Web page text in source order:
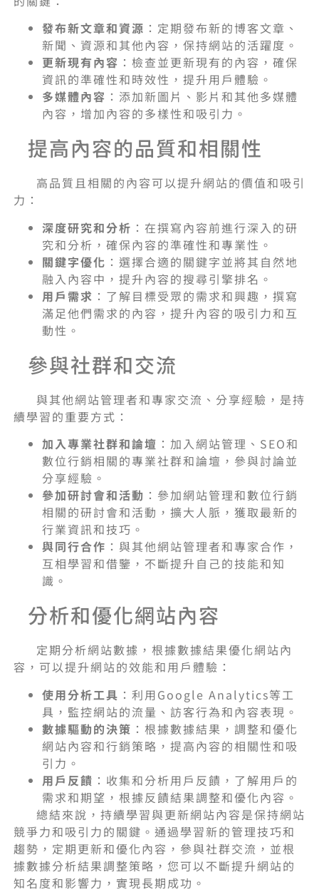
發布新文章和資源 ：定期發布新的博客文章、
新聞、資源和其他內容，保持網站的活躍度。
更新現有內容 ：檢查並更新現有的內容，確保
資訊的準確性和時效性，提升用戶體驗。
多媒體內容 ：添加新圖片、影片和其他多媒體
內容，增加內容的多樣性和吸引力。
提高內容的品質和相關性
高品質且相關的內容可以提升網站的價值和吸引
力：
深度研究和分析 ：在撰寫內容前進行深入的研
究和分析，確保內容的準確性和專業性。
關鍵字優化 ：選擇合適的關鍵字並將其自然地
融入內容中，提升內容的搜尋引擎排名。
用戶需求 ：了解目標受眾的需求和興趣，撰寫
滿足他們需求的內容，提升內容的吸引力和互
動性。
參與社群和交流
與其他網站管理者和專家交流、分享經驗，是持
續學習的重要方式：
加入專業社群和論壇 ：加入網站管理、SEO和
數位行銷相關的專業社群和論壇，參與討論並
分享經驗。
參加研討會和活動 ：參加網站管理和數位行銷
相關的研討會和活動，擴大人脈，獲取最新的
行業資訊和技巧。
與同行合作 ：與其他網站管理者和專家合作，
互相學習和借鑒，不斷提升自己的技能和知
識。
分析和優化網站內容
定期分析網站數據，根據數據結果優化網站內
容，可以提升網站的效能和用戶體驗：
使用分析工具 ：利用Google Analytics等工
具，監控網站的流量、訪客行為和內容表現。
數據驅動的決策 ：根據數據結果，調整和優化
網站內容和行銷策略，提高內容的相關性和吸
引力。
用戶反饋 ：收集和分析用戶反饋，了解用戶的
需求和期望，根據反饋結果調整和優化內容。
總結來說，持續學習與更新網站內容是保持網站
競爭力和吸引力的關鍵。通過學習新的管理技巧和
趨勢，定期更新和優化內容，參與社群交流，並根
據數據分析結果調整策略，您可以不斷提升網站的
知名度和影響力，實現長期成功。